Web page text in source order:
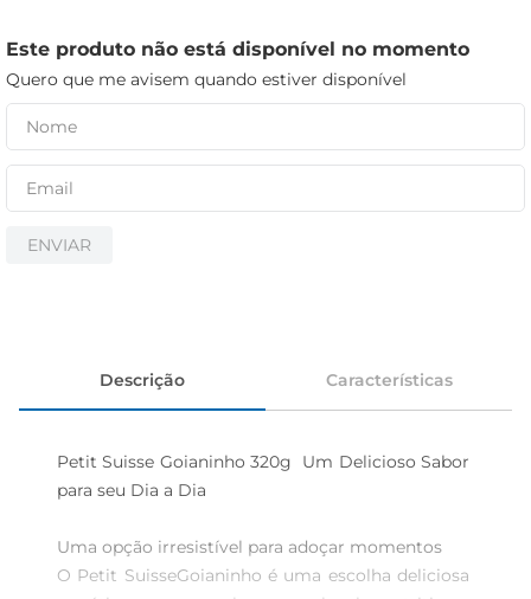
Este produto não está disponível no momento
Quero que me avisem quando estiver disponível
ENVIAR
Descrição Características
Petit Suisse Goianinho 320g  Um Delicioso Sabor
para seu Dia a Dia
Uma opção irresistível para adoçar momentos
O Petit SuisseGoianinho é uma escolha deliciosa
papel higiênico
cerveja